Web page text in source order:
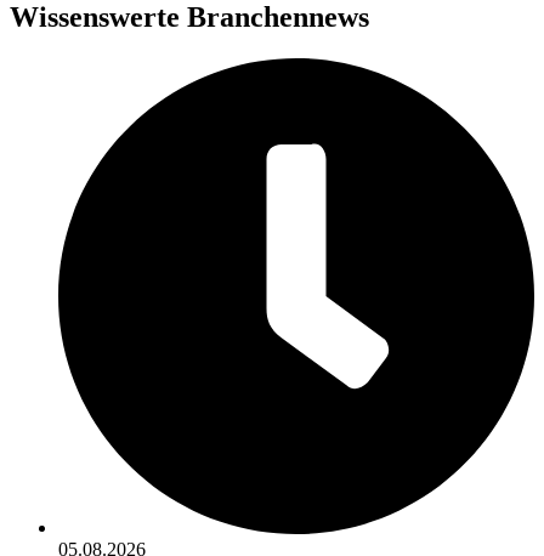
Wissenswerte Branchennews
05.08.2026